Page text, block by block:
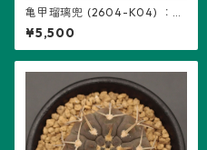
亀甲瑠璃兜 (2604-K04) ：ア
ストロフィツム属 ※実生
¥5,500